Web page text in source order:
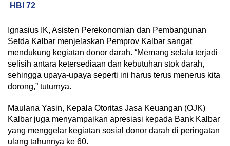
HBI 72
Ignasius IK, Asisten Perekonomian dan Pembangunan
Setda Kalbar menjelaskan Pemprov Kalbar sangat
mendukung kegiatan donor darah. “Memang selalu terjadi
selisih antara ketersediaan dan kebutuhan stok darah,
sehingga upaya-upaya seperti ini harus terus menerus kita
dorong,” tuturnya.
Maulana Yasin, Kepala Otoritas Jasa Keuangan (OJK)
Kalbar juga menyampaikan apresiasi kepada Bank Kalbar
yang menggelar kegiatan sosial donor darah di peringatan
ulang tahunnya ke 60.